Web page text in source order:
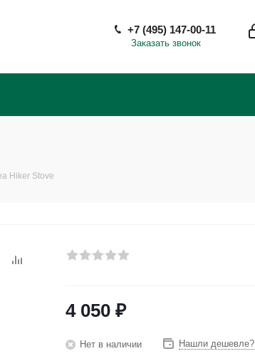
+7 (495) 147-00-11
Заказать звонок
Hiker Stove
4 050 ₽
Нет в наличии Нашли дешевле?